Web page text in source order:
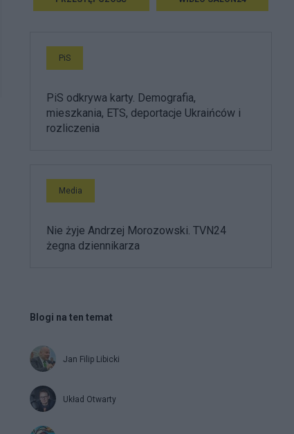
PiS
PiS odkrywa karty. Demografia,
mieszkania, ETS, deportacje Ukraińców i
rozliczenia
Media
Nie żyje Andrzej Morozowski. TVN24
żegna dziennikarza
Blogi na ten temat
Jan Filip Libicki
Układ Otwarty